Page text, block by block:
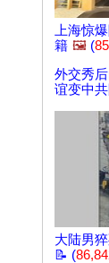
上海惊
籍 🖼️ (
外交秀
谊变中
大陆男
📝 (